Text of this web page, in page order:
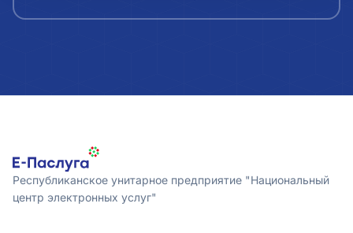
Республиканское унитарное предприятие "Национальный
центр электронных услуг"